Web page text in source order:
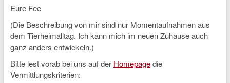
Eure Fee
(Die Beschreibung von mir sind nur Momentaufnahmen aus
dem Tierheimalltag. Ich kann mich im neuen Zuhause auch
ganz anders entwickeln.)
Bitte lest vorab bei uns auf der Homepagedie
Vermittlungskriterien: